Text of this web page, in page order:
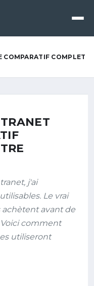
COMPLET
j'ai
Le vrai
avant de
comment
utiliseront